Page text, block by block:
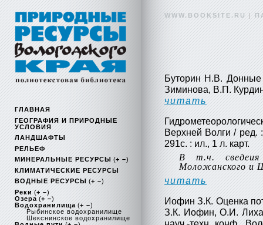
ГЛАВНАЯ
ГЕОГРАФИЯ И ПРИРОДНЫЕ
УСЛОВИЯ
ЛАНДШАФТЫ
РЕЛЬЕФ
МИНЕРАЛЬНЫЕ РЕСУРСЫ (+ –)
КЛИМАТИЧЕСКИЕ РЕСУРСЫ
ВОДНЫЕ РЕСУРСЫ (+ –)
Реки (+ –)
Озера (+ –)
Водохранилища (+ –)
Рыбинское водохранилище
Шекснинское водохранилище
WWW.BOOKSITE.RU |
Буторин Н.В.
Зиминова, В.П.
читать
Верхней Волги / ред.
291с. : ил., 1 л. карт.
В т.ч. сведеия
Моложанского и
читать
Иофин З.К. Оценка
З.К. Иофин, О.И.